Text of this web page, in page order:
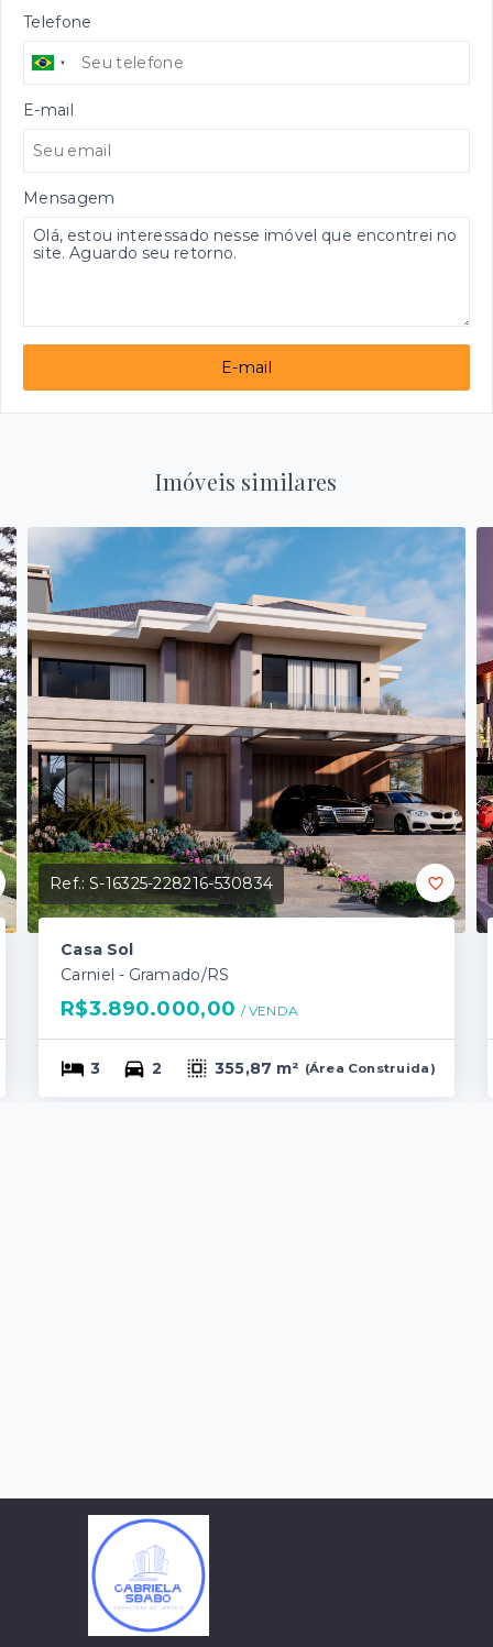
Telefone
E-mail
Mensagem
E-mail
Imóveis similares
Ref.:S-16325-228216-530834
Casa Sol
Carniel - Gramado/RS
R$3.890.000,00 / VENDA
3 2 355,87 m² (Área Construida)